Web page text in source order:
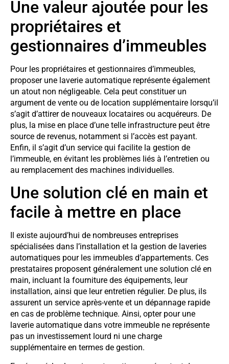
Une valeur ajoutée pour les
propriétaires et
gestionnaires d’immeubles
Pour les propriétaires et gestionnaires d’immeubles,
proposer une laverie automatique représente également
un atout non négligeable. Cela peut constituer un
argument de vente ou de location supplémentaire lorsqu’il
s’agit d’attirer de nouveaux locataires ou acquéreurs. De
plus, la mise en place d’une telle infrastructure peut être
source de revenus, notamment si l’accès est payant.
Enfin, il s’agit d’un service qui facilite la gestion de
l’immeuble, en évitant les problèmes liés à l’entretien ou
au remplacement des machines individuelles.
Une solution clé en main et
facile à mettre en place
Il existe aujourd’hui de nombreuses entreprises
spécialisées dans l’installation et la gestion de laveries
automatiques pour les immeubles d’appartements. Ces
prestataires proposent généralement une solution clé en
main, incluant la fourniture des équipements, leur
installation, ainsi que leur entretien régulier. De plus, ils
assurent un service après-vente et un dépannage rapide
en cas de problème technique. Ainsi, opter pour une
laverie automatique dans votre immeuble ne représente
pas un investissement lourd ni une charge
supplémentaire en termes de gestion.